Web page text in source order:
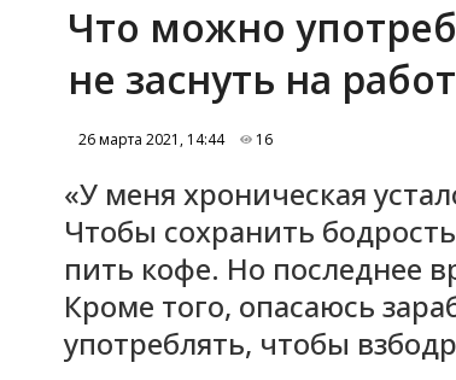
Что можно
не заснуть на
26 марта 2021, 14:44 16
«У меня хроническая
Чтобы сохранить
пить кофе. Но последнее
Кроме того, опасаюсь
употреблять, чтобы